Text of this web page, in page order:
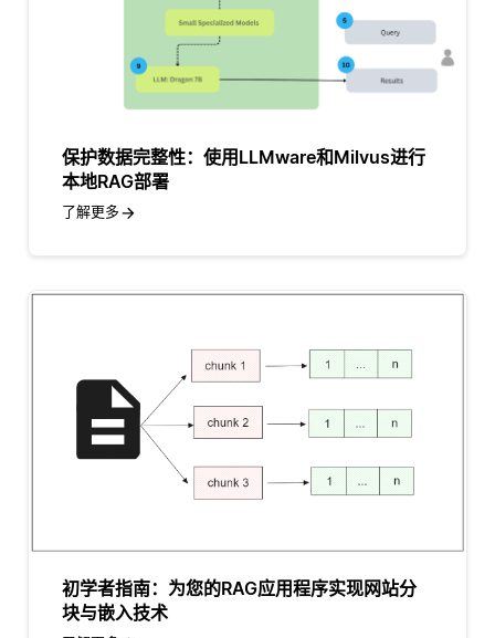
保护数据完整性：使用LLMware和Milvus进行
本地RAG部署
了解更多
初学者指南：为您的RAG应用程序实现网站分
块与嵌入技术